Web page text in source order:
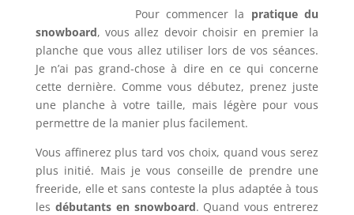
Pour commencer la pratique du
snowboard, vous allez devoir choisir en premier la
planche que vous allez utiliser lors de vos séances.
Je n’ai pas grand-chose à dire en ce qui concerne
cette dernière. Comme vous débutez, prenez juste
une planche à votre taille, mais légère pour vous
permettre de la manier plus facilement.
Vous affinerez plus tard vos choix, quand vous serez
plus initié. Mais je vous conseille de prendre une
freeride, elle et sans conteste la plus adaptée à tous
les débutants en snowboard. Quand vous entrerez